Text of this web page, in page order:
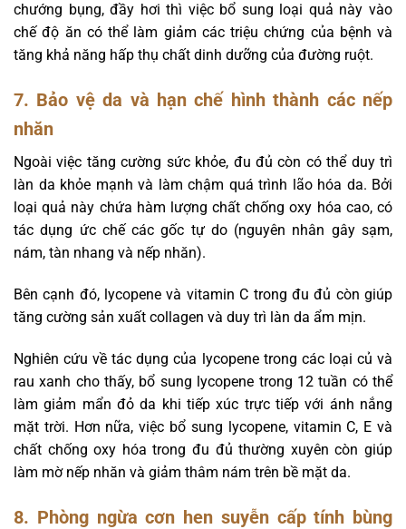
chướng bụng, đầy hơi thì việc bổ sung loại quả này vào
chế độ ăn có thể làm giảm các triệu chứng của bệnh và
tăng khả năng hấp thụ chất dinh dưỡng của đường ruột.
7. Bảo vệ da và hạn chế hình thành các nếp
nhăn
Ngoài việc tăng cường sức khỏe, đu đủ còn có thể duy trì
làn da khỏe mạnh và làm chậm quá trình lão hóa da. Bởi
loại quả này chứa hàm lượng chất chống oxy hóa cao, có
tác dụng ức chế các gốc tự do (nguyên nhân gây sạm,
nám, tàn nhang và nếp nhăn).
Bên cạnh đó, lycopene và vitamin C trong đu đủ còn giúp
tăng cường sản xuất collagen và duy trì làn da ẩm mịn.
Nghiên cứu về tác dụng của lycopene trong các loại củ và
rau xanh cho thấy, bổ sung lycopene trong 12 tuần có thể
làm giảm mẩn đỏ da khi tiếp xúc trực tiếp với ánh nắng
mặt trời. Hơn nữa, việc bổ sung lycopene, vitamin C, E và
chất chống oxy hóa trong đu đủ thường xuyên còn giúp
làm mờ nếp nhăn và giảm thâm nám trên bề mặt da.
8. Phòng ngừa cơn hen suyễn cấp tính bùng